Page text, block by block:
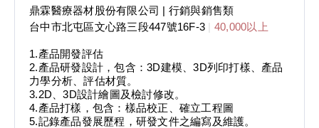
鼎霖醫療器材股份有限公司 | 行銷與銷售類
台中市北屯區文心路三段447號16F-3
40,000以上
1.產品開發評估
2.產品研發設計，包含：3D建模、3D列印打樣、產品
力學分析、評估材質。
3.2D、3D設計繪圖及檢討修改。
4.產品打樣，包含：樣品校正、確立工程圖
5.記錄產品發展歷程，研發文件之編寫及維護。